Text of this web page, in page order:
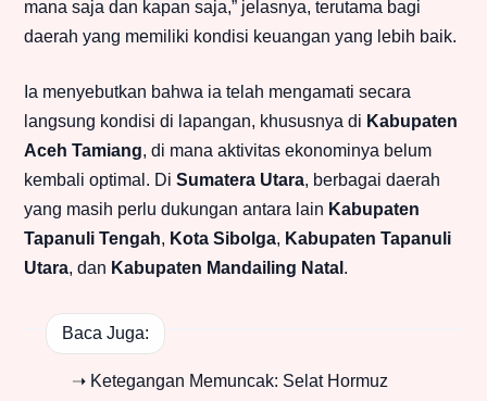
mana saja dan kapan saja,” jelasnya, terutama bagi
daerah yang memiliki kondisi keuangan yang lebih baik.
Ia menyebutkan bahwa ia telah mengamati secara
langsung kondisi di lapangan, khususnya di Kabupaten
Aceh Tamiang, di mana aktivitas ekonominya belum
kembali optimal. Di Sumatera Utara, berbagai daerah
yang masih perlu dukungan antara lain Kabupaten
Tapanuli Tengah, Kota Sibolga, Kabupaten Tapanuli
Utara, dan Kabupaten Mandailing Natal .
Baca Juga:
➝ Ketegangan Memuncak: Selat Hormuz